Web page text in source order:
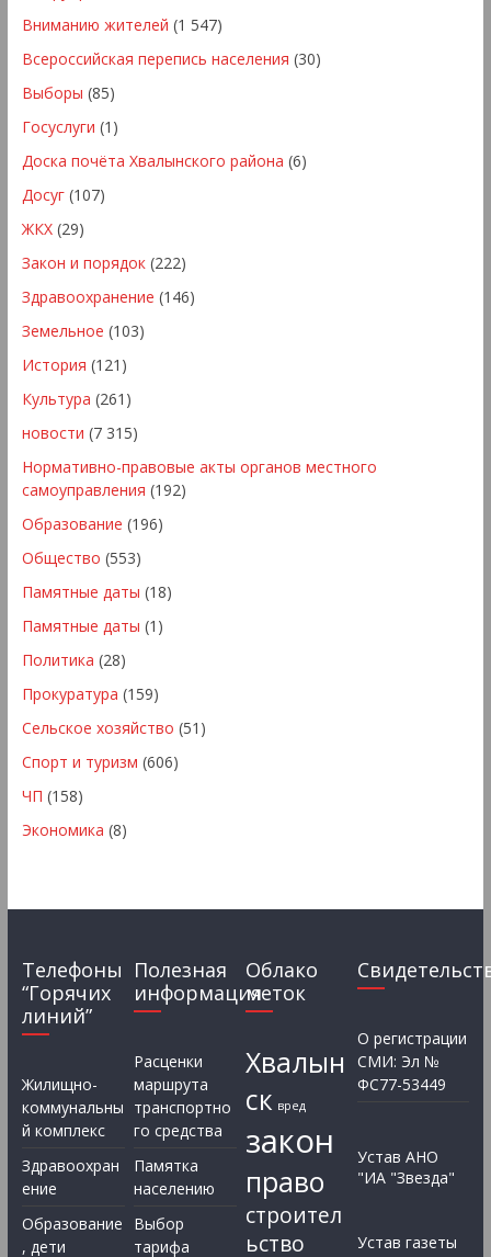
Вниманию жителей (1 547)
Всероссийская перепись населения (30)
Выборы (85)
Госуслуги (1)
Доска почёта Хвалынского района (6)
Досуг(107)
ЖКХ(29)
Закон и порядок(222)
Здравоохранение (146)
Земельное (103)
История (121)
Культура (261)
новости (7 315)
Нормативно-правовые акты органов местного
самоуправления (192)
Образование (196)
Общество (553)
Памятные даты (18)
Памятные даты (1)
Политика (28)
Прокуратура (159)
Сельское хозяйство (51)
Спорт и туризм (606)
ЧП (158)
Экономика (8)
Телефоны
“Горячих
линий”
Жилищно-
коммунальны
й комплекс
Здравоохран
ение
Образование
, дети
Полезная
информация
Расценки
маршрута
транспортно
го средства
Памятка
населению
Выбор
тарифа
Облако
меток
Хвалын
ск вред
закон
право
строител
ьство
О регистрации
СМИ: Эл №
ФС77-53449
Устав АНО
"ИА "Звезда"
Устав газеты